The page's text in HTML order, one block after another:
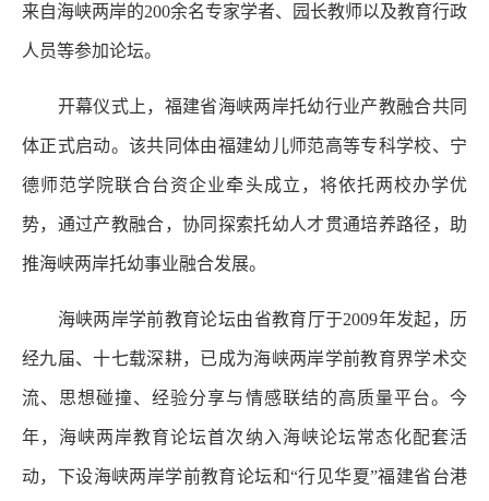
来自海峡两岸的200余名专家学者、园长教师以及教育行政
人员等参加论坛。
开幕仪式上，福建省海峡两岸托幼行业产教融合共同
体正式启动。该共同体由福建幼儿师范高等专科学校、宁
德师范学院联合台资企业牵头成立，将依托两校办学优
势，通过产教融合，协同探索托幼人才贯通培养路径，助
推海峡两岸托幼事业融合发展。
海峡两岸学前教育论坛由省教育厅于2009年发起，历
经九届、十七载深耕，已成为海峡两岸学前教育界学术交
流、思想碰撞、经验分享与情感联结的高质量平台。今
年，海峡两岸教育论坛首次纳入海峡论坛常态化配套活
动，下设海峡两岸学前教育论坛和“行见华夏”福建省台港